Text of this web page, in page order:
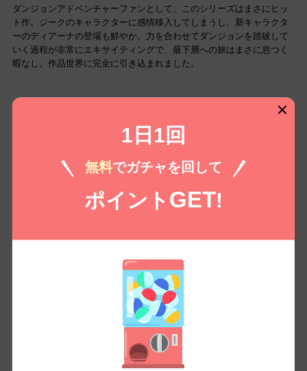
ダンジョンアドベンチャーファンとして、このシリーズはまさにヒッ
ト作。ジークのキャラクターに感情移入してしまうし、新キャラクタ
ーのディアーナの登場も鮮やか。力を合わせてダンジョンを踏破して
いく過程が非常にエキサイティングで、最下層への旅はまさに息つく
暇なし。作品世界に完全に引き込まれました。
早すぎる展開に一抹の寂しさ
シリーズが進むごとに話のテンポが速くなっている気がします。今回
て見える。だけど、これまでの巻と比べると何か物足りなさを感じ
た。もう少し丁寧なストーリー展開を期待していたな。
ナとの出会いが物語に深みを与え、共に困難に立ち向かう姿は良い。
ただ、ダンジョン内の描写にもう少しバリエーションが欲しかったか
な。とはいえ、面白いので次巻も期待しています。
1日1回
無料でガチャを回して
ポイント GET!